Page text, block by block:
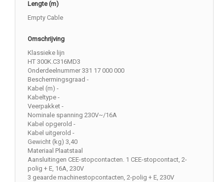
Lengte (m)
Empty Cable
Omschrijving
Klassieke lijn
HT 300K.C316MD3
Onderdeelnummer 331 17 000 000
Beschermingsgraad -
Kabel (m) -
Kabeltype -
Veerpakket -
Nominale spanning 230V~/16A
Kabel opgerold -
Kabel uitgerold -
Gewicht (kg) 3,40
Materiaal Plaatstaal
Aansluitingen CEE-stopcontacten. 1 CEE-stopcontact, 2-
polig + E, 16A, 230V
3 geaarde machinestopcontacten, 2-polig + E, 230V